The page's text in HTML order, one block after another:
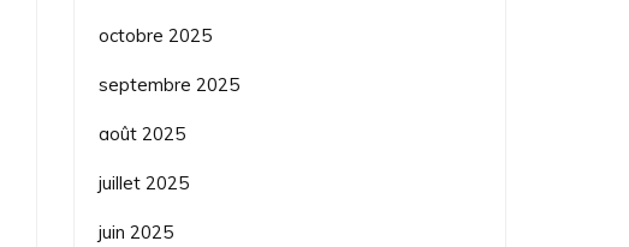
octobre 2025
septembre 2025
août 2025
juillet 2025
juin 2025